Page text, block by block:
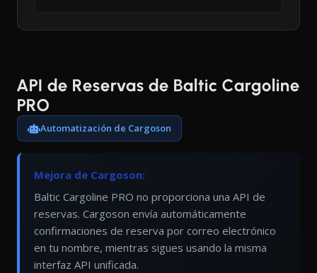
API de Reservas de Baltic Cargoline
PRO
Automatización de Cargoson
Mejora de Cargoson:
Baltic Cargoline PRO no proporciona una API de
reservas. Cargoson envía automáticamente
confirmaciones de reserva por correo electrónico
en tu nombre, mientras sigues usando la misma
interfaz API unificada.